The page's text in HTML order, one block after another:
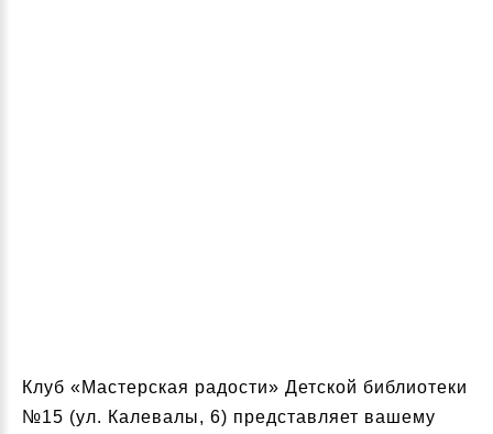
Клуб «Мастерская радости» Детской библиотеки
№15 (ул. Калевалы, 6) представляет вашему